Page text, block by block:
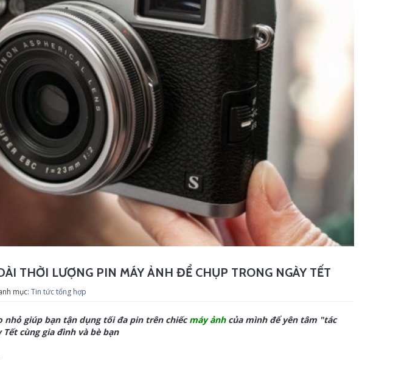
THỜI LƯỢNG PIN MÁY ẢNH ĐỂ CHỤP TRONG NGÀY TẾT
mục: Tin tức tổng hợp
nhỏ giúp bạn tận dụng tối đa pin trên chiếcmáy ảnh của mình để yên tâm "tác
cùng gia đình và bè bạn